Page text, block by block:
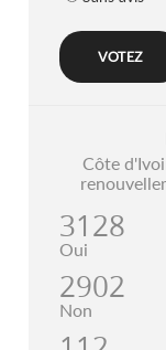
Côte
3128
Oui
2902
Non